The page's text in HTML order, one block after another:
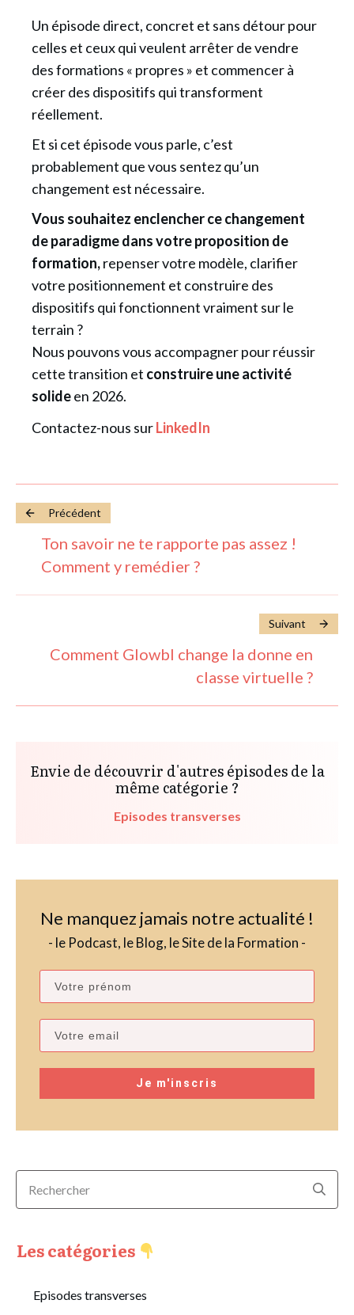
Un épisode direct, concret et sans détour pour
celles et ceux qui veulent arrêter de vendre
des formations « propres » et commencer à
créer des dispositifs qui transforment
réellement.
Et si cet épisode vous parle, c’est
probablement que vous sentez qu’un
changement est nécessaire.
Vous souhaitez enclencher ce changement
de paradigme dans votre proposition de
formation,repenser votre modèle, clarifier
votre positionnement et construire des
dispositifs qui fonctionnent vraiment sur le
terrain ?
Nous pouvons vous accompagner pour réussir
cette transition et construire une activité
solideen 2026.
Contactez-nous surLinkedIn
Précédent
Ton savoir ne te rapporte pas assez !
Comment y remédier ?
Suivant
Comment Glowbl change la donne en
classe virtuelle ?
Envie de découvrir d'autres épisodes de la
même catégorie ?
Episodes transverses
Ne manquez jamais notre actualité !
- le Podcast, le Blog, le Site de la Formation -
Je m'inscris
Les catégories
Episodes transverses